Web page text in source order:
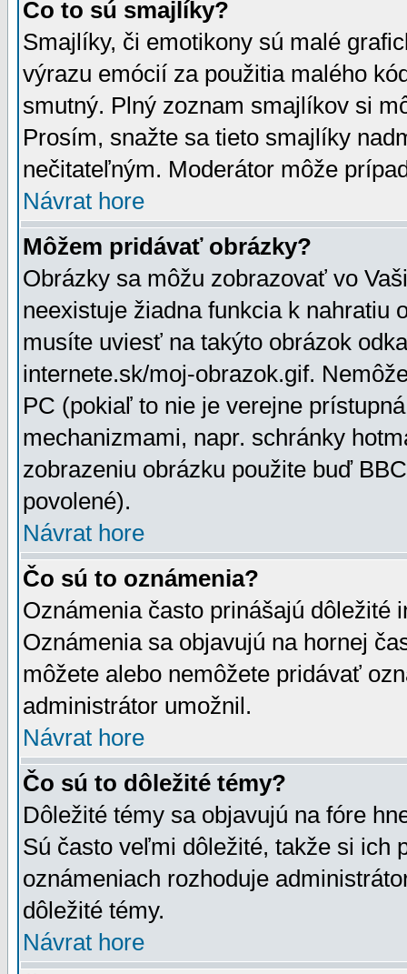
Čo to sú smajlíky?
Smajlíky, či emotikony sú malé
výrazu emócií za použitia malého
smutný. Plný zoznam smajlíkov si
Prosím, snažte sa tieto smajlíky
nečitateľným. Moderátor môže
Návrat hore
Môžem pridávať obrázky?
Obrázky sa môžu zobrazovať vo
neexistuje žiadna funkcia k nahratiu
musíte uviesť na takýto obrázok
internete.sk/moj-obrazok.gif.
PC (pokiaľ to nie je verejne
mechanizmami, napr. schránky
zobrazeniu obrázku použite buď
povolené).
Návrat hore
Čo sú to oznámenia?
Oznámenia často prinášajú dôležité
Oznámenia sa objavujú na hornej
môžete alebo nemôžete pridávať
administrátor umožnil.
Návrat hore
Čo sú to dôležité témy?
Dôležité témy sa objavujú na fóre
Sú často veľmi dôležité, takže si ich
oznámeniach rozhoduje
dôležité témy.
Návrat hore